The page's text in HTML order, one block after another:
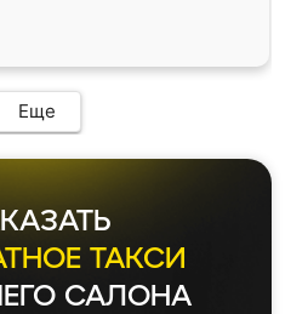
нет.
Еще
ТАКСИ
САЛОНА